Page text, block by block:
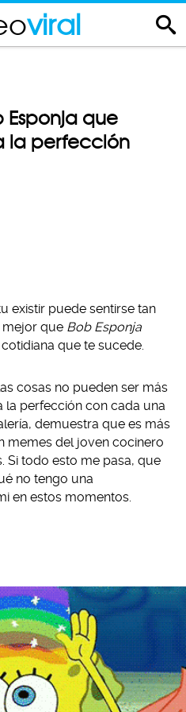
viral
Esponja que
la perfección
existir puede sentirse tan
mejor que Bob Esponja
que te sucede.
cosas no pueden ser más
la perfección con cada una
demuestra que es más
memes del joven cocinero
Si todo esto me pasa, que
no tengo una
en estos momentos.